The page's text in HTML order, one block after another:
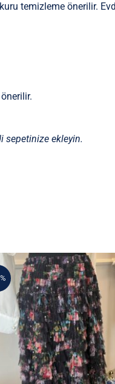
temizleme önerilir.
sepetinize ekleyin.